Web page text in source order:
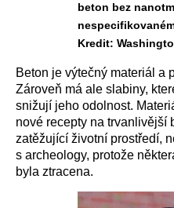
beton bez
Kredit:
Beton je výtečný materiál a
Zároveň má ale slabiny,
snižují jeho odolnost.
nové recepty na trvanlivější
zatěžující životní prostředí,
s archeology, protože
byla ztracena.